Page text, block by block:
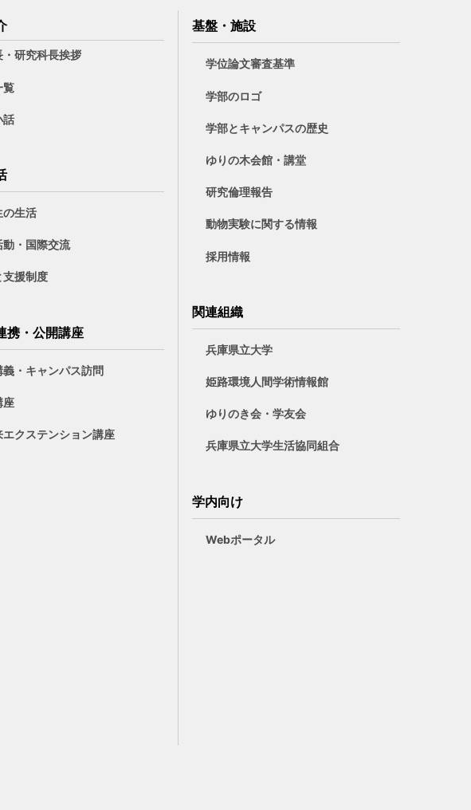
・研究科長挨拶
覧
話
の生活
動・国際交流
支援制度
携・公開講座
義・キャンパス訪問
座
エクステンション講座
基盤・施設
学位論文審査基準
学部のロゴ
学部とキャンパスの歴史
ゆりの木会館・講堂
研究倫理報告
動物実験に関する情報
採用情報
関連組織
兵庫県立大学
姫路環境人間学術情報館
ゆりのき会・学友会
兵庫県立大学生活協同組合
学内向け
Webポータル